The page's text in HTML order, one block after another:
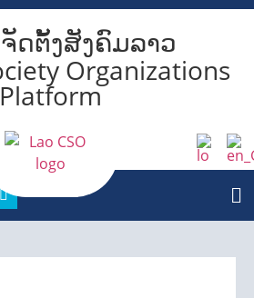
ດຕັ້ງສັງຄົມລາວ
Organizations
Platform